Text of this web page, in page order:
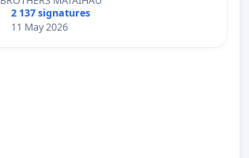
2 137 signatures
11 May 2026